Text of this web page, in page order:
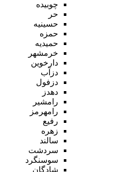
چوبیده
حر
حسینیه
حمزه
حمیدیه
خرمشهر
دارخوین
دزآب
دزفول
دهدز
رامشیر
رامهرمز
رفیع
زهره
سالند
سردشت
سوسنگرد
شادگان